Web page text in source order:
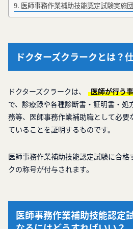
医師事務作業補助技能認定試験実施
ドクターズクラークとは？
ドクターズクラークは、
医師が行う
で、診療録や各種診断書・証明書・処
務等、医師事務作業補助職として必要
ていることを証明するものです。
医師事務作業補助技能認定試験に合格
クの称号が付与されます。
医師事務作業補助技能認定